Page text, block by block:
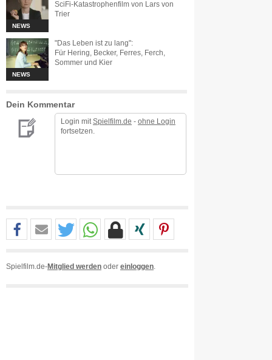
NEWS
SciFi-Katastrophenfilm von Lars von
Trier
NEWS
"Das Leben ist zu lang":
Für Hering, Becker, Ferres, Ferch,
Sommer und Kier
Dein Kommentar
Login mit Spielfilm.de - ohne Login
fortsetzen.
Spielfilm.de-Mitglied werden oder einloggen